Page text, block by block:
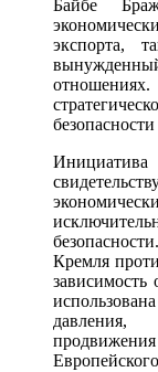
Байбе
экспорта,
Кремля
зависимость
давления,